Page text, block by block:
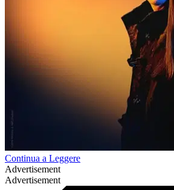
Continua a Leggere
Advertisement
Advertisement